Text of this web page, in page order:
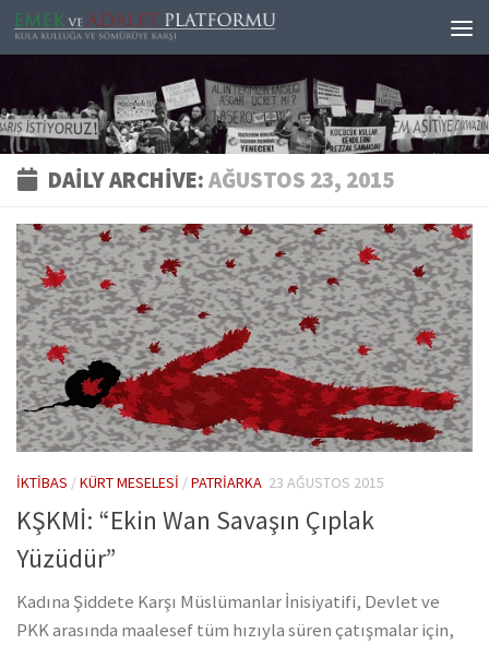
Skip to content
DAILY ARCHIVE:AĞUSTOS 23, 2015
İKTIBAS /KÜRT MESELESI /PATRIARKA 23 AĞUSTOS 2015
KŞKMİ: “Ekin Wan Savaşın Çıplak
Yüzüdür”
Kadına Şiddete Karşı Müslümanlar İnisiyatifi, Devlet ve
PKK arasında maalesef tüm hızıyla süren çatışmalar için,